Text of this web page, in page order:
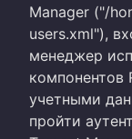
Manager ("/
users.xml"),
менеджер
компонентов
учетными
пройти